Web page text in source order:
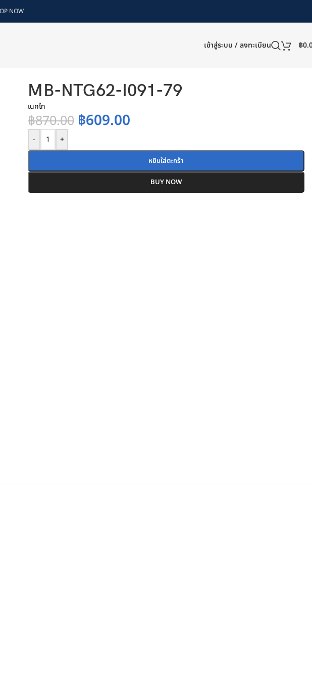
NOW
เข้าสู่ระบบ / ลงทะเบียน ฿
MB-NTG62-I091-79
เนคไท
฿870.00 ฿609.00
- +
หยิบใส่ตะกร้า
BUY NOW